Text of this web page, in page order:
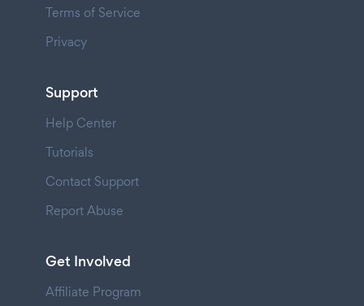
Terms of Service
Privacy
Support
Help Center
Tutorials
Contact Support
Report Abuse
Get Involved
Affiliate Program